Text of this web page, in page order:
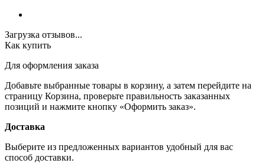
Загрузка отзывов...
Как купить
Для оформления заказа
Добавьте выбранные товары в корзину, а затем перейдите на
страницу Корзина, проверьте правильность заказанных
позиций и нажмите кнопку «Оформить заказ».
Доставка
Выберите из предложенных вариантов удобный для вас
способ доставки.